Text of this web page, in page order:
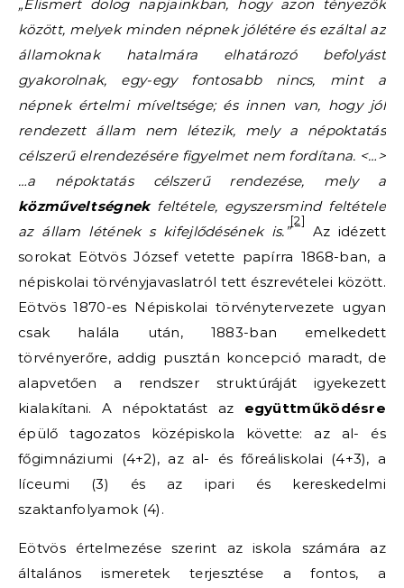
„Elismert dolog napjainkban, hogy azon tényezők
között, melyek minden népnek jólétére és ezáltal az
államoknak hatalmára elhatározó befolyást
gyakorolnak, egy-egy fontosabb nincs, mint a
népnek értelmi míveltsége; és innen van, hogy jól
rendezett állam nem létezik, mely a népoktatás
célszerű elrendezésére figyelmet nem fordítana. <…>
…a népoktatás célszerű rendezése, mely a
közműveltségnekfeltétele, egyszersmind feltétele
az állam létének s kifejlődésének is.”
[2]
Az idézett
sorokat Eötvös József vetette papírra 1868-ban, a
népiskolai törvényjavaslatról tett észrevételei között.
Eötvös 1870-es Népiskolai törvénytervezete ugyan
csak halála után, 1883-ban emelkedett
törvényerőre, addig pusztán koncepció maradt, de
alapvetően a rendszer struktúráját igyekezett
kialakítani. A népoktatást az együttműködésre
épülő tagozatos középiskola követte: az al- és
főgimnáziumi (4+2), az al- és főreáliskolai (4+3), a
líceumi (3) és az ipari és kereskedelmi
szaktanfolyamok (4).
Eötvös értelmezése szerint az iskola számára az
általános ismeretek terjesztése a fontos, a